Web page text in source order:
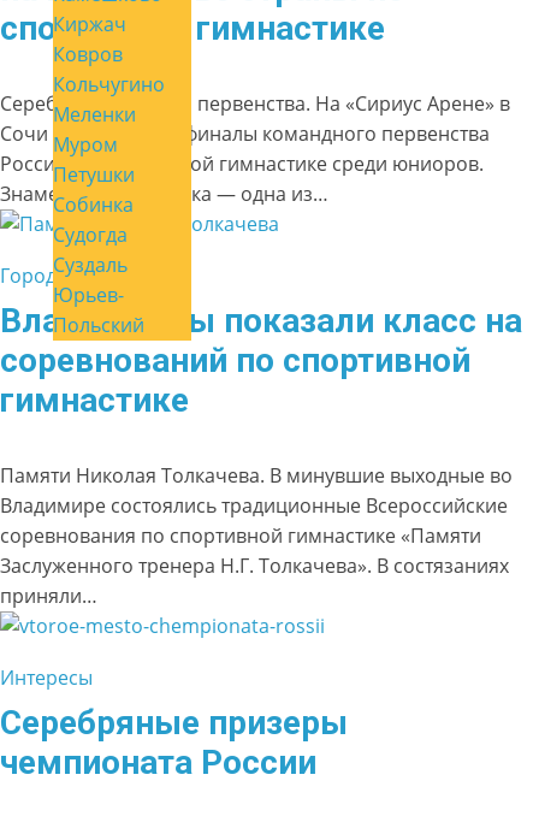
Киржач
Ковров
Кольчугино
Меленки
Муром
Петушки
Собинка
Судогда
Суздаль
Юрьев-
Польский
спортивной гимнастике
Серебряные медали первенства. На «Сириус Арене» в
Сочи завершились финалы командного первенства
России по спортивной гимнастике среди юниоров.
Знаменитая площадка — одна из…
Город мой
Владимирцы показали класс на
соревнований по спортивной
гимнастике
Памяти Николая Толкачева. В минувшие выходные во
Владимире состоялись традиционные Всероссийские
соревнования по спортивной гимнастике «Памяти
Заслуженного тренера Н.Г. Толкачева». В состязаниях
приняли…
Интересы
Серебряные призеры
чемпионата России